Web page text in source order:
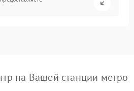
на Вашей станции метро